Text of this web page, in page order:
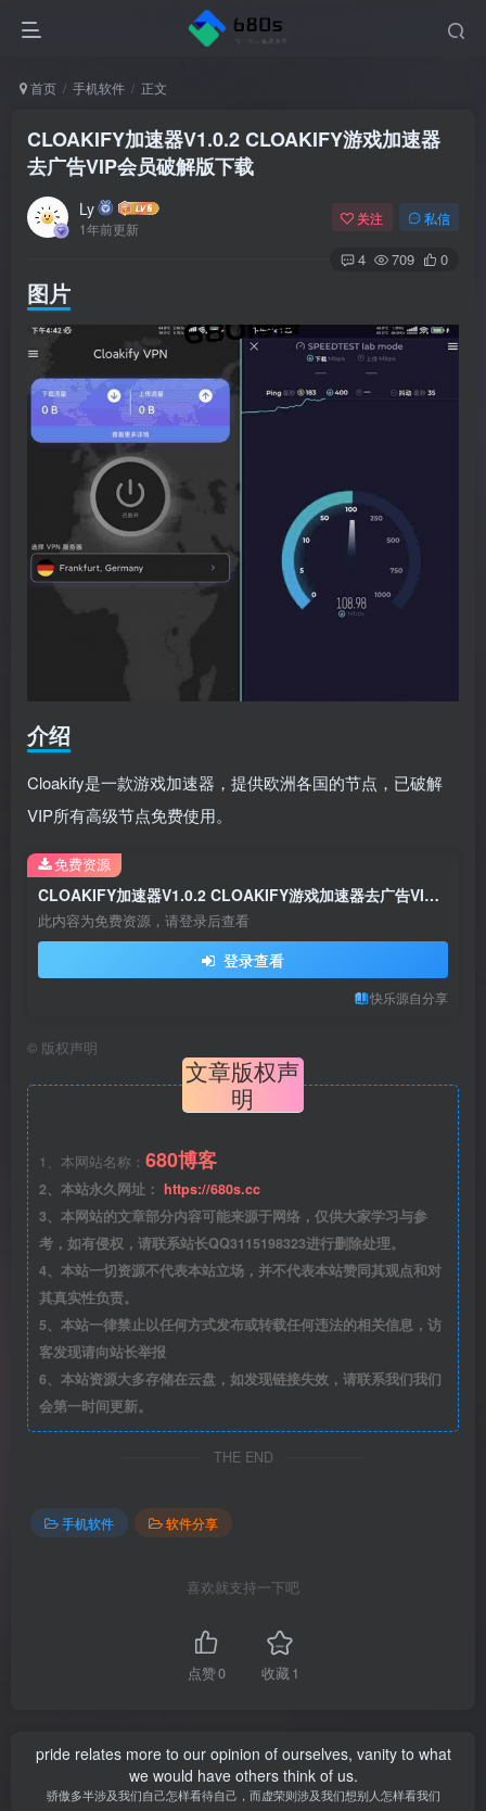
首页 手机软件 正文
CLOAKIFY加速器V1.0.2 CLOAKIFY游戏加速器
去广告VIP会员破解版下载
Ly
1年前更新
关注 私信
4 709 0
图片
介绍
Cloakify是一款游戏加速器，提供欧洲各国的节点，已破解
VIP所有高级节点免费使用。
CLOAKIFY加速器V1.0.2 CLOAKIFY游戏加速器去广告VIP会员破解版下载
此内容为免费资源，请登录后查看
登录查看
快乐源自分享
免费资源
© 版权声明
文章版权声
明
1、本网站名称： 680博客
2、本站永久网址： https://680s.cc
3、本网站的文章部分内容可能来源于网络，仅供大家学习与参
考，如有侵权，请联系站长QQ3115198323进行删除处理。
4、本站一切资源不代表本站立场，并不代表本站赞同其观点和对
其真实性负责。
5、本站一律禁止以任何方式发布或转载任何违法的相关信息，访
客发现请向站长举报
6、本站资源大多存储在云盘，如发现链接失效，请联系我们我们
会第一时间更新。
THE END
手机软件 软件分享
喜欢就支持一下吧
点赞0 收藏1
pride relates more to our opinion of ourselves, vanity to what
we would have others think of us.
骄傲多半涉及我们自己怎样看待自己，而虚荣则涉及我们想别人怎样看我们